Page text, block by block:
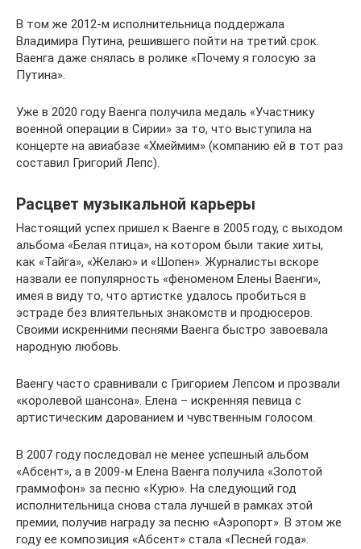
В том же 2012-м исполнительница поддержала
Владимира Путина, решившего пойти на третий срок.
Ваенга даже снялась в ролике «Почему я голосую за
Путина».
Уже в 2020 году Ваенга получила медаль «Участнику
военной операции в Сирии» за то, что выступила на
концерте на авиабазе «Хмеймим» (компанию ей в тот раз
составил Григорий Лепс).
Расцвет музыкальной карьеры
Настоящий успех пришел к Ваенге в 2005 году, с выходом
альбома «Белая птица», на котором были такие хиты,
как «Тайга», «Желаю» и «Шопен». Журналисты вскоре
назвали ее популярность «феноменом Елены Ваенги»,
имея в виду то, что артистке удалось пробиться в
эстраде без влиятельных знакомств и продюсеров.
Своими искренними песнями Ваенга быстро завоевала
народную любовь.
Ваенгу часто сравнивали с Григорием Лепсом и прозвали
«королевой шансона». Елена – искренняя певица с
артистическим дарованием и чувственным голосом.
В 2007 году последовал не менее успешный альбом
«Абсент», а в 2009-м Елена Ваенга получила «Золотой
граммофон» за песню «Курю». На следующий год
исполнительница снова стала лучшей в рамках этой
премии, получив награду за песню «Аэропорт». В этом же
году ее композиция «Абсент» стала «Песней года».